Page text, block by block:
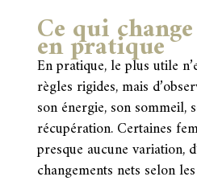
Ce qui
en pratique
En pratique, le plus utile
règles rigides, mais
son énergie, son sommeil,
récupération. Certaines
presque aucune variation,
changements nets selon